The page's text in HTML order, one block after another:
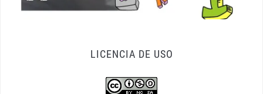
LICENCIA DE USO